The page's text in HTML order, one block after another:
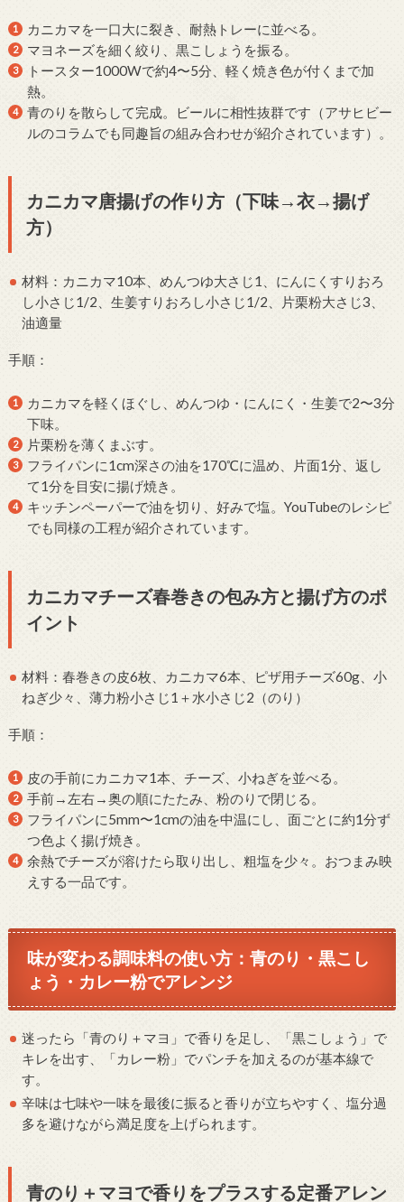
カニカマを一口大に裂き、耐熱トレーに並べる。
マヨネーズを細く絞り、黒こしょうを振る。
トースター1000Wで約4〜5分、軽く焼き色が付くまで加
熱。
青のりを散らして完成。ビールに相性抜群です（アサヒビー
ルのコラムでも同趣旨の組み合わせが紹介されています）。
カニカマ唐揚げの作り方（下味→衣→揚げ
方）
材料：カニカマ10本、めんつゆ大さじ1、にんにくすりおろ
し小さじ1/2、生姜すりおろし小さじ1/2、片栗粉大さじ3、
油適量
手順：
カニカマを軽くほぐし、めんつゆ・にんにく・生姜で2〜3分
下味。
片栗粉を薄くまぶす。
フライパンに1cm深さの油を170℃に温め、片面1分、返し
て1分を目安に揚げ焼き。
キッチンペーパーで油を切り、好みで塩。YouTubeのレシピ
でも同様の工程が紹介されています。
カニカマチーズ春巻きの包み方と揚げ方のポ
イント
材料：春巻きの皮6枚、カニカマ6本、ピザ用チーズ60g、小
ねぎ少々、薄力粉小さじ1＋水小さじ2（のり）
手順：
皮の手前にカニカマ1本、チーズ、小ねぎを並べる。
手前→左右→奥の順にたたみ、粉のりで閉じる。
フライパンに5mm〜1cmの油を中温にし、面ごとに約1分ず
つ色よく揚げ焼き。
余熱でチーズが溶けたら取り出し、粗塩を少々。おつまみ映
えする一品です。
味が変わる調味料の使い方：青のり・黒こし
ょう・カレー粉でアレンジ
迷ったら「青のり＋マヨ」で香りを足し、「黒こしょう」で
キレを出す、「カレー粉」でパンチを加えるのが基本線で
す。
辛味は七味や一味を最後に振ると香りが立ちやすく、塩分過
多を避けながら満足度を上げられます。
青のり＋マヨで香りをプラスする定番アレン